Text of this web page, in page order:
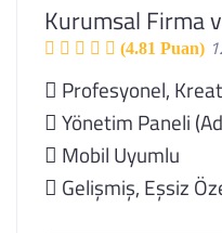
Kurumsal Firma
(4.81 Puan)
Profesyonel,
Yönetim Paneli
Mobil Uyumlu
Gelişmiş, Eşsiz